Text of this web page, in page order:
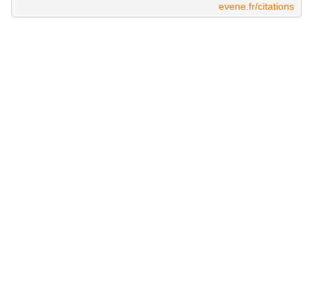
evene.fr/citations